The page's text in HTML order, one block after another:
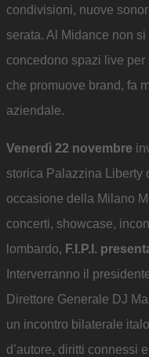
condivisioni, nuove
serata. Al Midance non
concedono spazi live
che promuove brand, fa
aziendale.
Venerdì 22 novembre
storica Palazzina Liberty
occasione della Milano
concerti, showcase,
lombardo, F.I.P.I.
Interverranno il
Direttore Generale DJ
un incontro bilaterale
d’autore, diritti connessi